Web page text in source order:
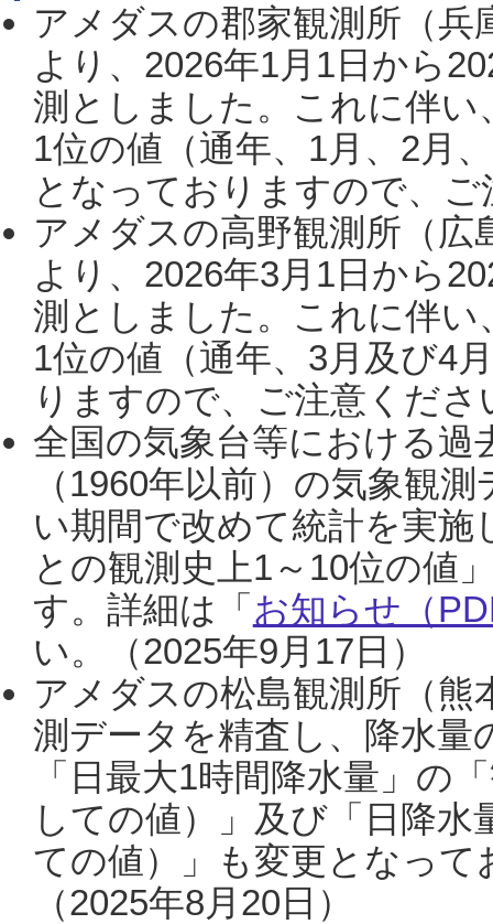
アメダスの郡家観測所（
より、2026年1月1日から
測としました。これに伴い
1位の値（通年、1月、2月
となっておりますので、
アメダスの高野観測所（
より、2026年3月1日から
測としました。これに伴い
1位の値（通年、3月及び4
りますので、ご注意くだ
全国の気象台等における過
（1960年以前）の気象観
い期間で改めて統計を実
との観測史上1～10位の値
す。詳細は「 お知らせ（
い。（2025年9月17日）
アメダスの松島観測所（熊
測データを精査し、降水
「日最大1時間降水量」の
しての値）」及び「日降
ての値）」も変更となっ
（2025年8月20日）